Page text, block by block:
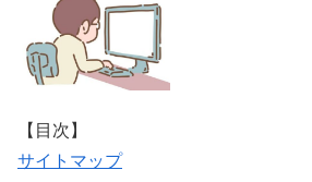
【目次】
サイトマップ